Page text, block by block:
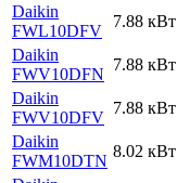
Daikin
FWL10DFV
7.88 кВт
Daikin
FWV10DFN
7.88 кВт
Daikin
FWV10DFV
7.88 кВт
Daikin
FWM10DTN
8.02 кВт